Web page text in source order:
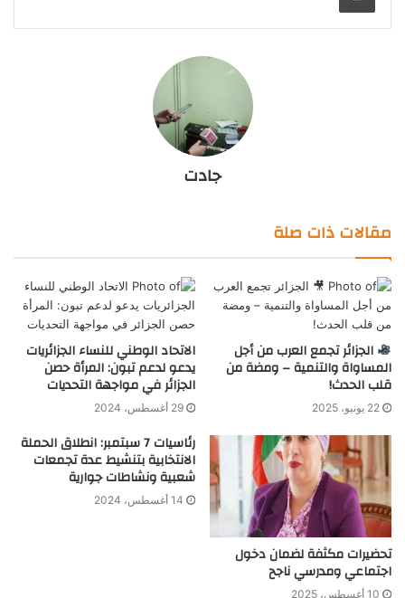
جادت
مقالات ذات صلة
الجزائر تجمع العرب من أجل
المساواة والتنمية – ومضة من
قلب الحدث!
22 يونيو، 2025
الاتحاد الوطني للنساء الجزائريات
يدعو لدعم تبون: المرأة حصن
الجزائر في مواجهة التحديات
29 أغسطس، 2024
تحضيرات مكثفة لضمان دخول
اجتماعي ومدرسي ناجح
10 أغسطس، 2025
رئاسيات 7 سبتمبر: انطلاق الحملة
الانتخابية بتنشيط عدة تجمعات
شعبية ونشاطات جوارية
14 أغسطس، 2024